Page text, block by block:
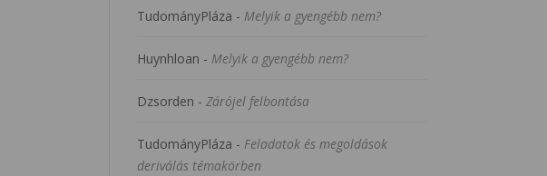
TudományPláza - Melyik a gyengébb nem?
Huynhloan - Melyik a gyengébb nem?
Dzsorden - Zárójel felbontása
TudományPláza - Feladatok és megoldások
deriválás témakörben